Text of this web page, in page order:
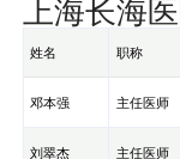
姓名 职称
邓本强 主任医师
刘翠杰 主任医师